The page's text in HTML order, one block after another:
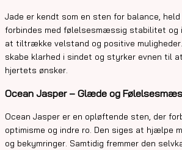
Jade er kendt som en sten for balance, held
forbindes med følelsesmæssig stabilitet og
at tiltrække velstand og positive
skabe klarhed i sindet og styrker evnen til
hjertets ønsker.
Ocean Jasper – Glæde og
Ocean Jasper er en opløftende sten, der
optimisme og indre ro. Den siges at hjælpe
og bekymringer. Samtidig fremmer den